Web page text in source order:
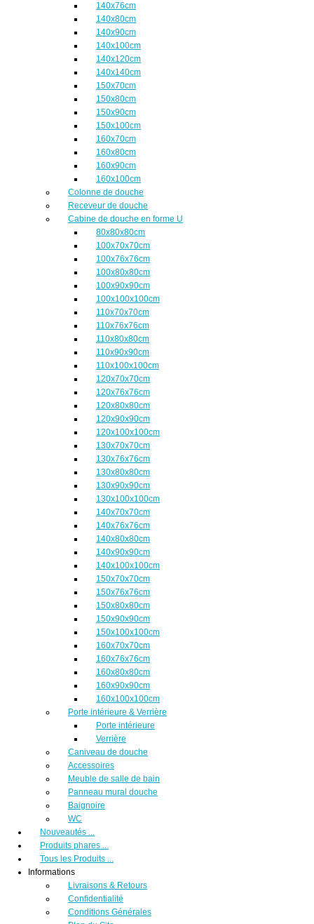
140x76cm
140x80cm
140x90cm
140x100cm
140x120cm
140x140cm
150x70cm
150x80cm
150x90cm
150x100cm
160x70cm
160x80cm
160x90cm
160x100cm
Colonne de douche
Receveur de douche
Cabine de douche en forme U
80x80x80cm
100x70x70cm
100x76x76cm
100x80x80cm
100x90x90cm
100x100x100cm
110x70x70cm
110x76x76cm
110x80x80cm
110x90x90cm
110x100x100cm
120x70x70cm
120x76x76cm
120x80x80cm
120x90x90cm
120x100x100cm
130x70x70cm
130x76x76cm
130x80x80cm
130x90x90cm
130x100x100cm
140x70x70cm
140x76x76cm
140x80x80cm
140x90x90cm
140x100x100cm
150x70x70cm
150x76x76cm
150x80x80cm
150x90x90cm
150x100x100cm
160x70x70cm
160x76x76cm
160x80x80cm
160x90x90cm
160x100x100cm
Porte intérieure & Verrière
Porte intérieure
Verrière
Caniveau de douche
Accessoires
Meuble de salle de bain
Panneau mural douche
Baignoire
WC
Nouveautés ...
Produits phares ...
Tous les Produits ...
Informations
Livraisons & Retours
Confidentialité
Conditions Générales